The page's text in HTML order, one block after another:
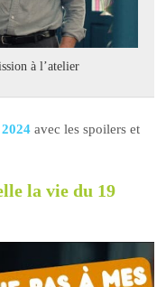
à l’atelier
avec les spoilers et
la vie du 19